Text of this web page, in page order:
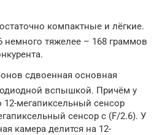
компактные и лёгкие.
немного тяжелее – 168 граммов
сдвоенная основная
вспышкой. Причём у
мегапиксельный сенсор
сенсор с (F/2.6). У
камера делится на 12-